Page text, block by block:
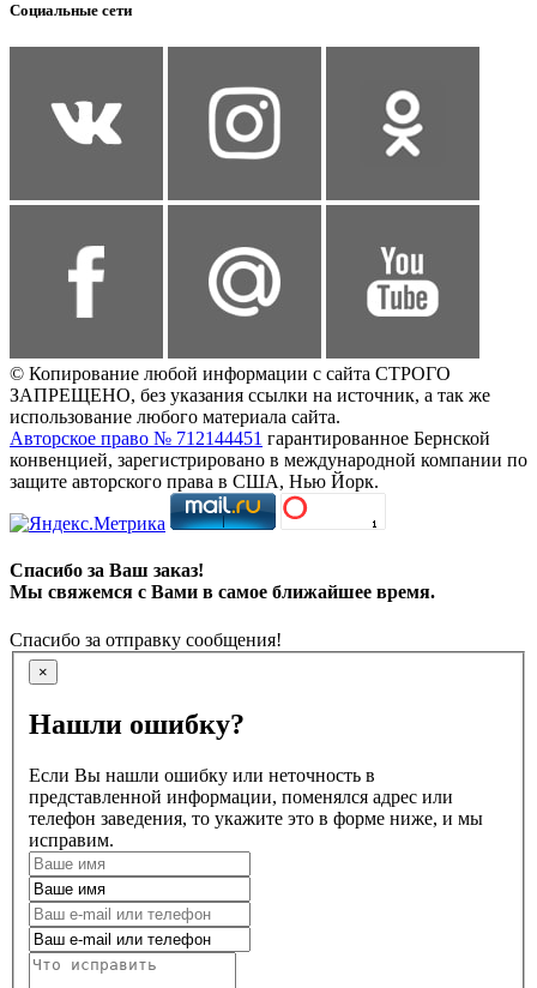
Социальные сети
© Копирование любой информации с сайта СТРОГО
ЗАПРЕЩЕНО, без указания ссылки на источник, а так же
использование любого материала сайта.
Авторское право № 712144451 гарантированное Бернской
конвенцией, зарегистрировано в международной компании по
защите авторского права в США, Нью Йорк.
Спасибо за Ваш заказ!
Мы свяжемся с Вами в самое ближайшее время.
Спасибо за отправку сообщения!
×
Нашли ошибку?
Если Вы нашли ошибку или неточность в
представленной информации, поменялся адрес или
телефон заведения, то укажите это в форме ниже, и мы
исправим.